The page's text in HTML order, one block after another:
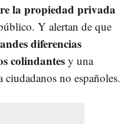
la propiedad privada
Y alertan de que
diferencias
colindantes y una
no españoles.